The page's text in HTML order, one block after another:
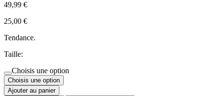
49,99 €
25,00 €
Tendance.
Taille:
Choisis une option
Choisis une option
Ajouter au panier